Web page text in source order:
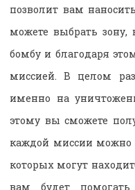
позволит вам
можете выбрать
бомбу и благодаря
миссией. В целом
именно на
этому вы сможете
каждой миссии можно
которых могут
вам будет